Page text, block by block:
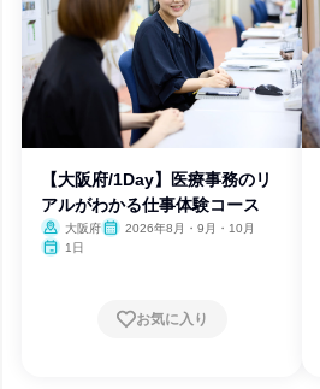
【大阪府/1Day】医療事務のリ
アルがわかる仕事体験コース
大阪府
2026年8月・9月・10月
1日
お気に入り